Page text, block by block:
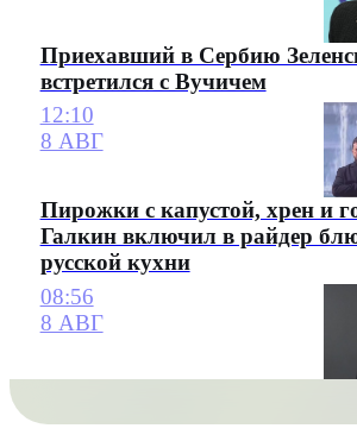
Приехавший в Сербию
встретился с Вучичем
12:10
8 АВГ
Пирожки с капустой, хрен и
Галкин включил в райдер
русской кухни
08:56
8 АВГ